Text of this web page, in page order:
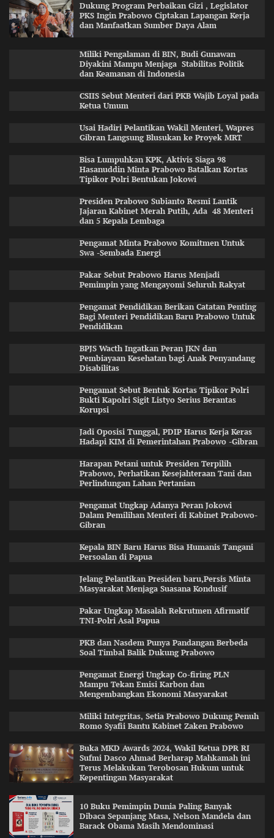
Dukung Program Perbaikan Gizi , Legislator
PKS Ingin Prabowo Ciptakan Lapangan Kerja
dan Manfaatkan Sumber Daya Alam
Miliki Pengalaman di BIN, Budi Gunawan
Diyakini Mampu Menjaga Stabilitas Politik
dan Keamanan di Indonesia
CSIIS Sebut Menteri dari PKB Wajib Loyal pada
Ketua Umum
Usai Hadiri Pelantikan Wakil Menteri, Wapres
Gibran Langsung Blusukan ke Proyek MRT
Bisa Lumpuhkan KPK, Aktivis Siaga 98
Hasanuddin Minta Prabowo Batalkan Kortas
Tipikor Polri Bentukan Jokowi
Presiden Prabowo Subianto Resmi Lantik
Jajaran Kabinet Merah Putih, Ada 48 Menteri
dan 5 Kepala Lembaga
Pengamat Minta Prabowo Komitmen Untuk
Swa -Sembada Energi
Pakar Sebut Prabowo Harus Menjadi
Pemimpin yang Mengayomi Seluruh Rakyat
Pengamat Pendidikan Berikan Catatan Penting
Bagi Menteri Pendidikan Baru Prabowo Untuk
Pendidikan
BPJS Wacth Ingatkan Peran JKN dan
Pembiayaan Kesehatan bagi Anak Penyandang
Disabilitas
Pengamat Sebut Bentuk Kortas Tipikor Polri
Bukti Kapolri Sigit Listyo Serius Berantas
Korupsi
Jadi Oposisi Tunggal, PDIP Harus Kerja Keras
Hadapi KIM di Pemerintahan Prabowo -Gibran
Harapan Petani untuk Presiden Terpilih
Prabowo, Perhatikan Kesejahteraan Tani dan
Perlindungan Lahan Pertanian
Pengamat Ungkap Adanya Peran Jokowi
Dalam Pemilihan Menteri di Kabinet Prabowo-
Gibran
Kepala BIN Baru Harus Bisa Humanis Tangani
Persoalan di Papua
Jelang Pelantikan Presiden baru,Persis Minta
Masyarakat Menjaga Suasana Kondusif
Pakar Ungkap Masalah Rekrutmen Afirmatif
TNI-Polri Asal Papua
PKB dan Nasdem Punya Pandangan Berbeda
Soal Timbal Balik Dukung Prabowo
Pengamat Energi Ungkap Co-firing PLN
Mampu Tekan Emisi Karbon dan
Mengembangkan Ekonomi Masyarakat
Miliki Integritas, Setia Prabowo Dukung Penuh
Romo Syafii Bantu Kabinet Zaken Prabowo
Buka MKD Awards 2024, Wakil Ketua DPR RI
Sufmi Dasco Ahmad Berharap Mahkamah ini
Terus Melakukan Terobosan Hukum untuk
Kepentingan Masyarakat
10 Buku Pemimpin Dunia Paling Banyak
Dibaca Sepanjang Masa, Nelson Mandela dan
Barack Obama Masih Mendominasi